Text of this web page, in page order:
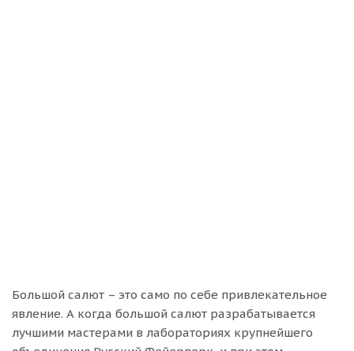
Большой салют – это само по себе привлекательное
явление. А когда большой салют разрабатывается
лучшими мастерами в лабораториях крупнейшего